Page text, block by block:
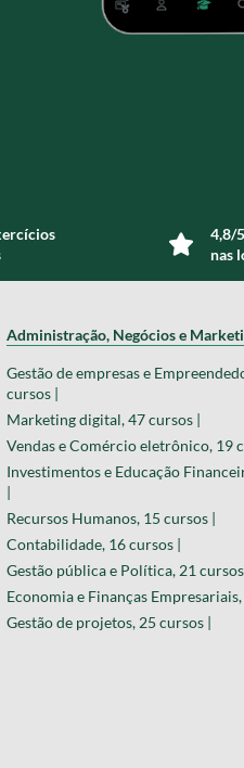
4,8/
nas
Administração, Negócios e
Gestão de empresas e
cursos |
Marketing digital, 47 cursos |
Vendas e Comércio eletrônico, 19
Investimentos e Educação
|
Recursos Humanos, 15 cursos |
Contabilidade, 16 cursos |
Gestão pública e Política, 21
Economia e Finanças
Gestão de projetos, 25 cursos |